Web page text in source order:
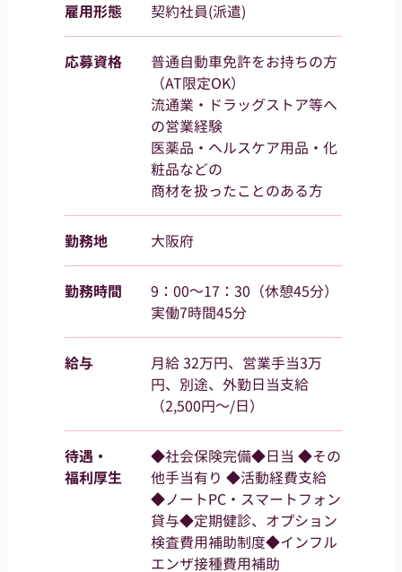
雇用形態 契約社員(派遣)
応募資格
普通⾃動⾞免許をお持ちの⽅
（AT限定OK）
流通業・ドラッグストア等へ
の営業経験
医薬品・ヘルスケア⽤品・化
粧品などの
商材を扱ったことのある方
勤務地 大阪府
勤務時間
9：00～17：30（休憩45分）
実働7時間45分
給与
⽉給 32万円、営業⼿当3万
円、別途、外勤日当支給
（2,500円～/日）
待遇・
福利厚生
◆社会保険完備◆日当 ◆その
他手当有り ◆活動経費支給
◆ノートPC・スマートフォン
貸与◆定期健診、オプション
検査費用補助制度◆インフル
エンザ接種費用補助